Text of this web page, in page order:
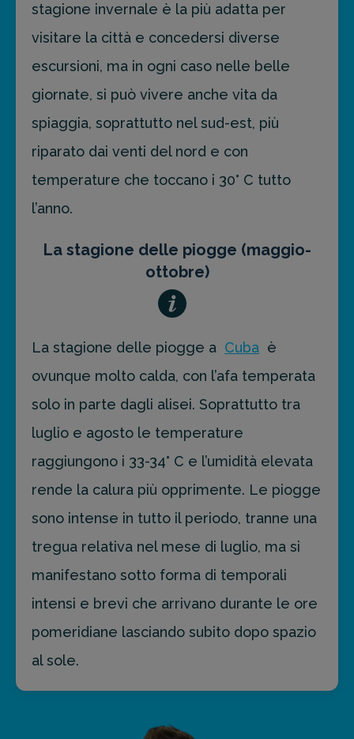
stagione invernale è la più adatta per
visitare la città e concedersi diverse
escursioni, ma in ogni caso nelle belle
giornate, si può vivere anche vita da
spiaggia, soprattutto nel sud-est, più
riparato dai venti del nord e con
temperature che toccano i 30° C tutto
l’anno.
La stagione delle piogge (maggio-
ottobre)
La stagione delle piogge a Cuba è
ovunque molto calda, con l’afa temperata
solo in parte dagli alisei. Soprattutto tra
luglio e agosto le temperature
raggiungono i 33-34° C e l’umidità elevata
rende la calura più opprimente. Le piogge
sono intense in tutto il periodo, tranne una
tregua relativa nel mese di luglio, ma si
manifestano sotto forma di temporali
intensi e brevi che arrivano durante le ore
pomeridiane lasciando subito dopo spazio
al sole.